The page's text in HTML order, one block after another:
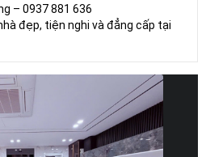
– 0937 881 636
đẹp, tiện nghi và đẳng cấp tại